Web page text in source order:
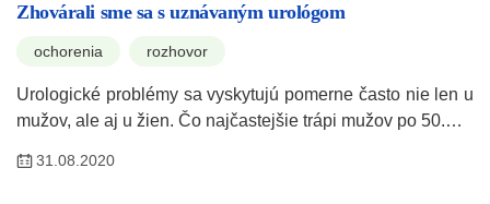
Zhovárali sme sa s uznávaným urológom
ochorenia rozhovor
Urologické problémy sa vyskytujú pomerne často nie len u
mužov, ale aj u žien. Čo najčastejšie trápi mužov po 50.…
31.08.2020